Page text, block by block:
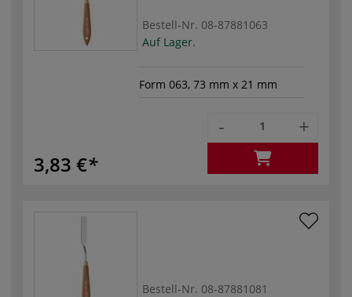
Bestell-Nr. 08-87881063
Auf Lager.
Form 063, 73 mm x 21 mm
3,83 €
- +
Bestell-Nr. 08-87881081